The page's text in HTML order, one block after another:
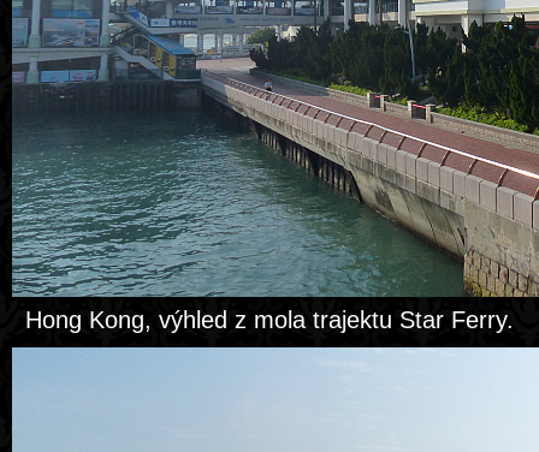
Hong Kong, výhled z mola trajektu Star Ferry.